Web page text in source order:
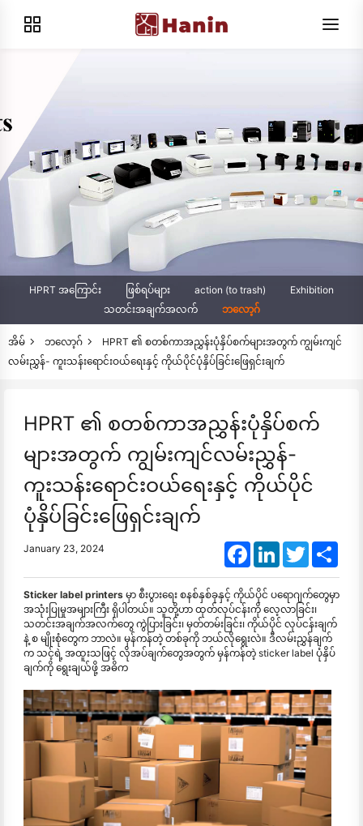
HPRT အကြောင်း ဖြစ်ရပ်များ action (to trash)
Exhibition
သတင်းအချက်အလက်
ဘလော့ဂ်
အိမ် ဘလော့ဂ်
HPRT ၏ စတစ်ကာအညွှန်းပုံနှိပ်စက်များအတွက် ကျွမ်းကျင်
လမ်းညွှန်- ကူးသန်းရောင်းဝယ်ရေးနှင့် ကိုယ်ပိုင်ပုံနှိပ်ခြင်းဖြေရှင်းချက်
HPRT ၏ စတစ်ကာအညွှန်းပုံနှိပ်စက်
များအတွက် ကျွမ်းကျင်လမ်းညွှန်-
ကူးသန်းရောင်းဝယ်ရေးနှင့် ကိုယ်ပိုင်
ပုံနှိပ်ခြင်းဖြေရှင်းချက်
January 23, 2024 FacebookLinkedInTwitter
Sticker label printers မှာ စီးပွားရေး စနစ်နှစ်ခုနှင့် ကိုယ်ပိုင် ပရောဂျက်တွေမှာ
အသုံးပြုမှုအများကြီး ရှိပါတယ်။ သူတို့ဟာ ထုတ်လုပ်ငန်းကို လေ့လာခြင်း၊
သတင်းအချက်အလက်တွေ ကွဲပြားခြင်း၊ မှတ်တမ်းခြင်း၊ ကိုယ်ပိုင် လုပ်ငန်းချက်
နဲ့ စ မျိုးစုံတွေက ဘာလဲ။ မှန်ကန်တဲ့ တစ်ခုကို ဘယ်လိုရွေးလဲ။ ဒီလမ်းညွှန်ချက်
က သင့်ရဲ့ အထူးသဖြင့် လိုအပ်ချက်တွေအတွက် မှန်ကန်တဲ့ sticker label ပုံနှိပ်
ချက်ကို ရွေးချယ်ဖို့ အဓိက